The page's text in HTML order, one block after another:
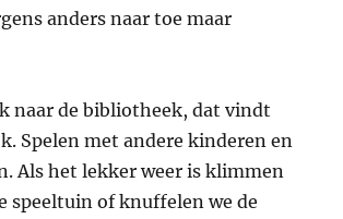
anders naar toe maar
naar de bibliotheek, dat vindt
Spelen met andere kinderen en
Als het lekker weer is klimmen
speeltuin of knuffelen we de